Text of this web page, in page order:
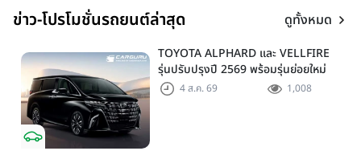
ข่าว-โปรโมชั่นรถยนต์ล่าสุด ดูทั้งหมด
TOYOTA ALPHARD และ VELLFIRE
รุ่นปรับปรุงปี 2569 พร้อมรุ่นย่อยใหม่
HEV SMART ราคาเริ่มต้น 3.59 ลบ.
4 ส.ค. 69 1,008